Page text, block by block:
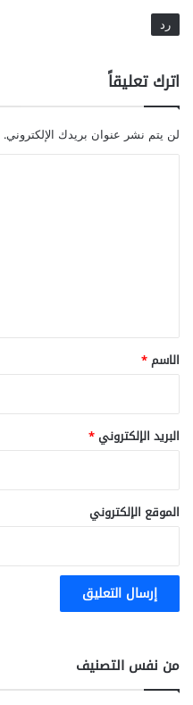
رد
اترك تعليقاً
لن يتم نشر عنوان بريدك الإلكتروني.
*
الاسم*
البريد الإلكتروني*
الموقع الإلكتروني
من نفس التصنيف